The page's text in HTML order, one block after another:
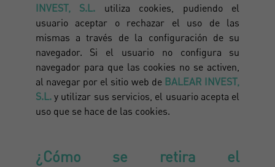
INVEST, S.L. utiliza cookies, pudiendo el
usuario aceptar o rechazar el uso de las
mismas a través de la configuración de su
navegador. Si el usuario no configura su
navegador para que las cookies no se activen,
al navegar por el sitio web de BALEAR INVEST,
S.L.y utilizar sus servicios, el usuario acepta el
uso que se hace de las cookies.
¿Cómo se retira el